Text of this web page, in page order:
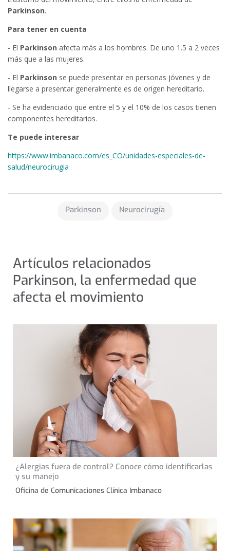
Parkinson.
Para tener en cuenta
- El Parkinson afecta más a los hombres. De uno 1.5 a 2 veces
más que a las mujeres.
- El Parkinson se puede presentar en personas jóvenes y de
llegarse a presentar generalmente es de origen hereditario.
- Se ha evidenciado que entre el 5 y el 10% de los casos tienen
componentes hereditarios.
Te puede interesar
https://www.imbanaco.com/es_CO/unidades-especiales-de-
salud/neurocirugia
Parkinson Neurocirugía
Artículos relacionados
Parkinson, la enfermedad que
afecta el movimiento
13 de noviembre de 2024
CONSEJOS DE SALUD
¿Alergias fuera de control? Conoce cómo identificarlas
y su manejo
Oficina de Comunicaciones Clínica Imbanaco